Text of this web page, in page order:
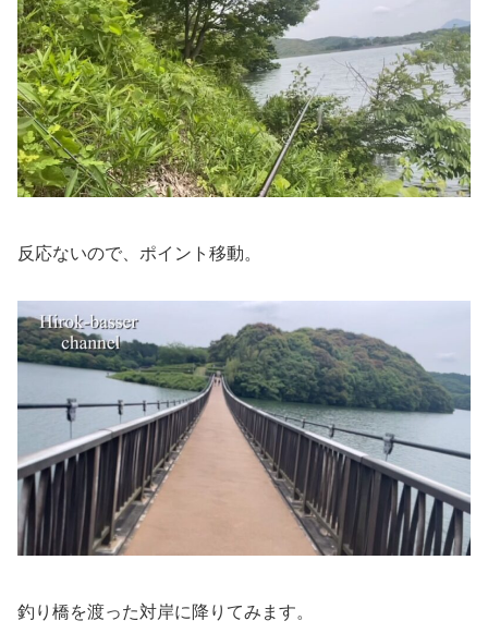
反応ないので、ポイント移動。
釣り橋を渡った対岸に降りてみます。